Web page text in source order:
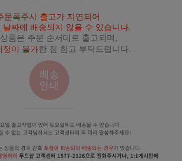
문폭주시 출고가 지연되어
날짜에 배송되지 않을 수 있습니다.
품은 주문 순서대로 출고되며,
정이 불가한 점 참고 부탁드립니다.